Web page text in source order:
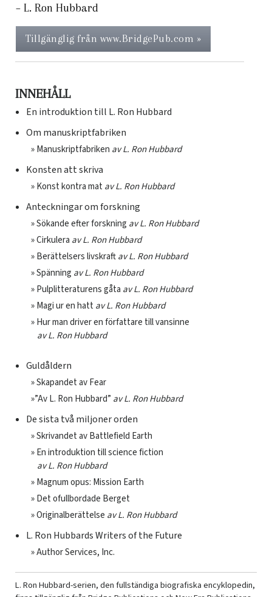
– L. Ron Hubbard
Tillgänglig från www.BridgePub.com »
INNEHÅLL
En introduktion till L. Ron Hubbard
Om manuskriptfabriken
» Manuskriptfabriken av L. Ron Hubbard
Konsten att skriva
» Konst kontra mat av L. Ron Hubbard
Anteckningar om forskning
» Sökande efter forskning av L. Ron Hubbard
» Cirkulera av L. Ron Hubbard
» Berättelsers livskraftav L. Ron Hubbard
» Spänning av L. Ron Hubbard
» Pulplitteraturens gåta av L. Ron Hubbard
» Magi ur en hatt av L. Ron Hubbard
» Hur man driver en författare till vansinne
av L. Ron Hubbard
Guldåldern
» Skapandet av Fear
»”Av L. Ron Hubbard” av L. Ron Hubbard
De sista två miljoner orden
» Skrivandet av Battlefield Earth
» En introduktion till science fiction
av L. Ron Hubbard
» Magnum opus: Mission Earth
» Det ofullbordade Berget
» Originalberättelse av L. Ron Hubbard
L. Ron Hubbards Writers of the Future
» Author Services, Inc.
L. Ron Hubbard-serien, den fullständiga biografiska encyklopedin,